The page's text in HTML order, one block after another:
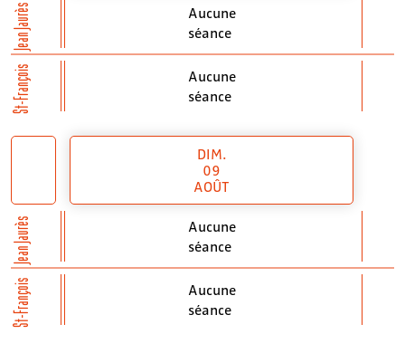
Jean Jaurès
St-François
Aucune
séance
Aucune
séance
Jean Jaurès
St-François
DIM.
09
AOÛT
Aucune
séance
Aucune
séance